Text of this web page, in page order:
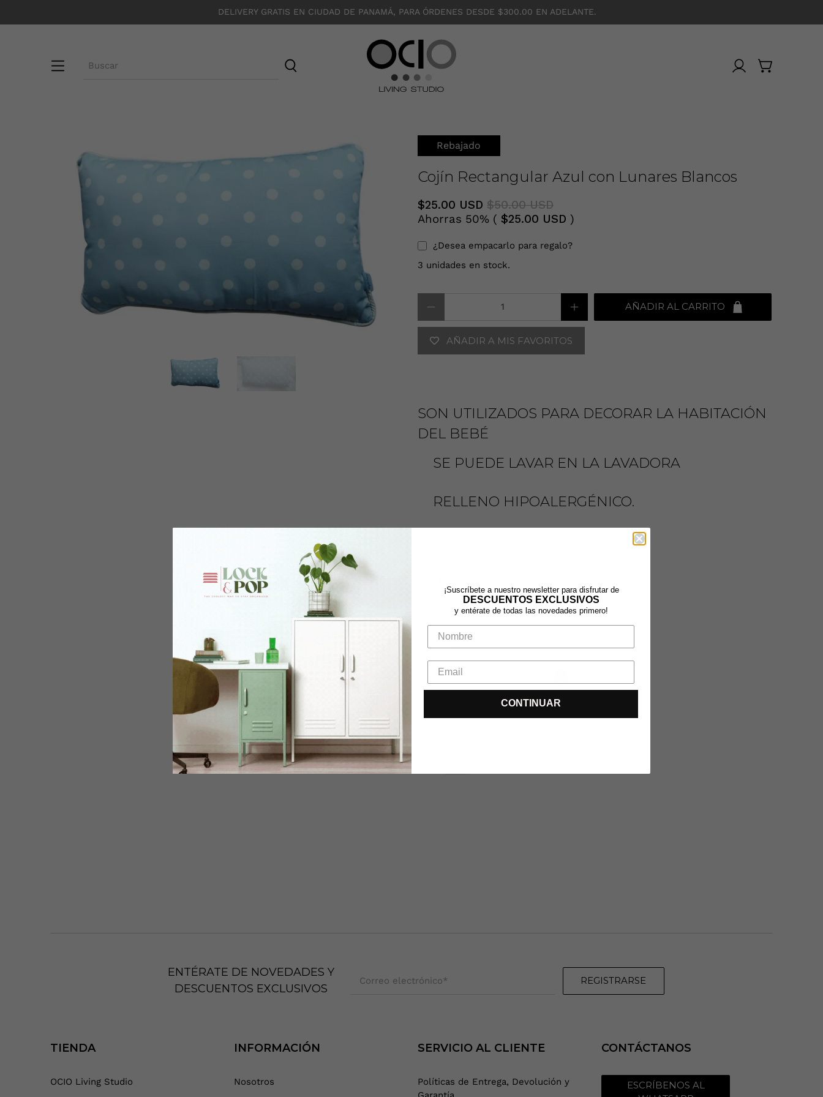
DELIVERY GRATIS EN CIUDAD DE PANAMÁ, PARA ÓRDENES DESDE $300.00 EN ADELANTE.
Rebajado
Cojín Rectangular Azul con Lunares Blancos
$25.00 USD $50.00 USD
Ahorras 50% ( $25.00 USD )
¿Desea empacarlo para regalo?
3 unidades en stock.
AÑADIR AL CARRITO
AÑADIR A MIS FAVORITOS
SON UTILIZADOS PARA DECORAR LA HABITACIÓN
DEL BEBÉ
SE PUEDE LAVAR EN LA LAVADORA
RELLENO HIPOALERGÉNICO.
47 CM
COLOR
COLOR DEL PRODUCTO:
ENTÉRATE DE NOVEDADES Y
DESCUENTOS EXCLUSIVOS
REGISTRARSE
TIENDA
OCIO Living Studio
INFORMACIÓN
Nosotros
SERVICIO AL CLIENTE
Políticas de Entrega, Devolución y
CONTÁCTANOS
ESCRÍBENOS AL
¡Suscríbete a nuestro newsletter para disfrutar de
DESCUENTOS EXCLUSIVOS
y entérate de todas las novedades primero!
CONTINUAR